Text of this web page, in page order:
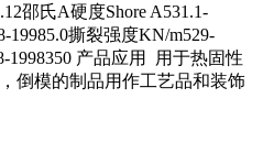
邵氏A硬度Shore A531.1-
19985.0撕裂强度KN/m529-
1998350 产品应用 用于热固性
倒模的制品用作工艺品和装饰